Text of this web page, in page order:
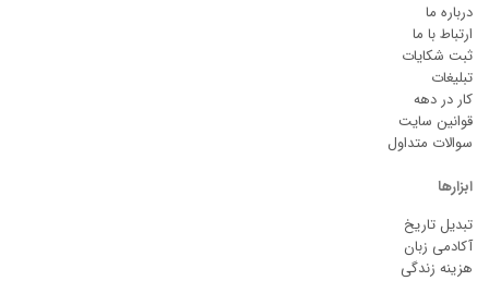
درباره ما
ارتباط با ما
ثبت شکایات
تبلیغات
کار در دهه
قوانین سایت
سوالات متداول
ابزارها
تبدیل تاریخ
آکادمی زبان
هزینه زندگی